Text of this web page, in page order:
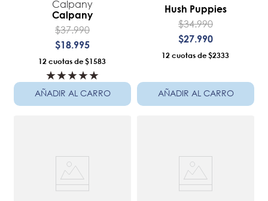
Calpany
Calpany
$37.990
$18.995
12 $1583
★★★★★
AÑADIR AL CARRO
Hush Puppies
$34.990
$27.990
12 $2333
AÑADIR AL CARRO